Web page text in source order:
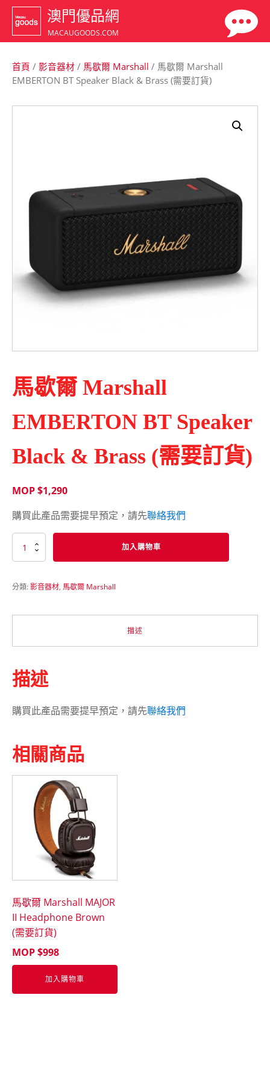
澳門優品網
MACAUGOODS.COM
首頁 / 影音器材 / 馬歇爾 Marshall / 馬歇爾 Marshall
EMBERTON BT Speaker Black & Brass (需要訂貨)
馬歇爾 Marshall
EMBERTON BT Speaker
Black & Brass (需要訂貨)
MOP $1,290
購買此產品需要提早預定，請先聯絡我們
EMBERTON
Brass
要
訂
數
量
加入購物車
分類:影音器材, 馬歇爾 Marshall
描述
描述
購買此產品需要提早預定，請先聯絡我們
相關商品
馬歇爾 Marshall MAJOR
II Headphone Brown
(需要訂貨)
MOP $998
加入購物車